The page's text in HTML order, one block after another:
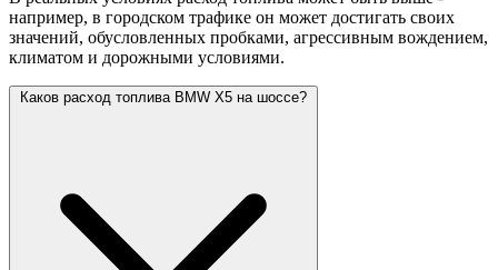
например, в городском трафике он может достигать своих
значений, обусловленных пробками, агрессивным вождением,
климатом и дорожными условиями.
Каков расход топлива BMW X5 на шоссе?